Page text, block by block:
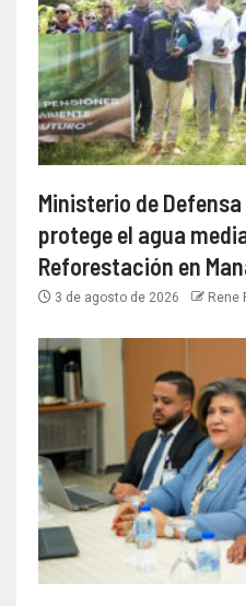
Ministerio de
protege el agua
Reforestación en
3 de agosto de 2026 Rene